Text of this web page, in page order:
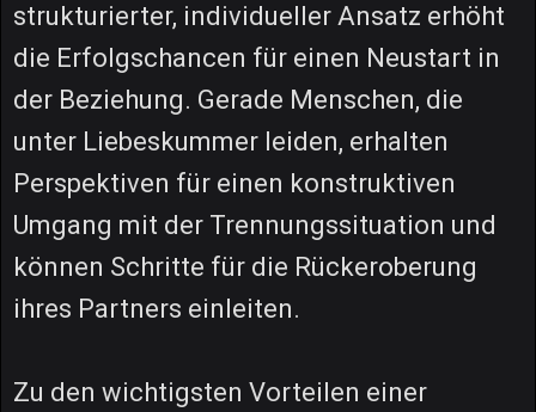
strukturierter, individueller Ansatz erhöht
die Erfolgschancen für einen Neustart in
der Beziehung. Gerade Menschen, die
unter Liebeskummer leiden, erhalten
Perspektiven für einen konstruktiven
Umgang mit der Trennungssituation und
können Schritte für die Rückeroberung
ihres Partners einleiten.
Zu den wichtigsten Vorteilen einer